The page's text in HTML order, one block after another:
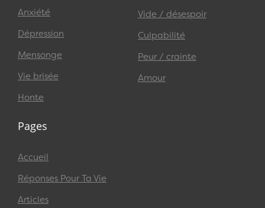
Anxiété
Dépression
Mensonge
Vie brisée
Honte
Vide / désespoir
Culpabilité
Peur / crainte
Amour
Pages
Accueil
Réponses Pour Ta Vie
Articles